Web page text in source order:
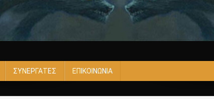
ΣΥΝΕΡΓΑΤΕΣ ΕΠΙΚΟΙΝΩΝΙΑ